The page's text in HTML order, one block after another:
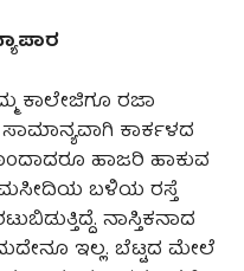
ಕಾಲೇಜಿಗೂ ರಜಾ
ಸಾಮಾನ್ಯವಾಗಿ ಕಾರ್ಕಳದ
ಹಾಜರಿ ಹಾಕುವ
ಮಸೀದಿಯ ಬಳಿಯ ರಸ್ತೆ
ನಾಸ್ತಿಕನಾದ
ಇಲ್ಲ. ಬೆಟ್ಟದ ಮೇಲೆ